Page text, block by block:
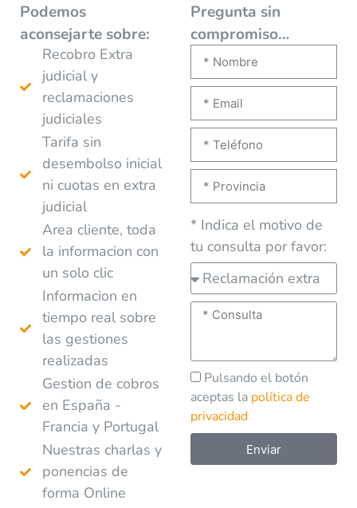
Podemos
aconsejarte sobre:
Recobro Extra
judicial y
reclamaciones
judiciales
Tarifa sin
desembolso inicial
ni cuotas en extra
judicial
Area cliente, toda
la informacion con
un solo clic
Informacion en
tiempo real sobre
las gestiones
realizadas
Gestion de cobros
en España -
Francia y Portugal
Nuestras charlas y
ponencias de
forma Online
Pregunta sin
compromiso…
* Indica el motivo de
tu consulta por favor:
Pulsando el botón
aceptas la política de
privacidad
Enviar